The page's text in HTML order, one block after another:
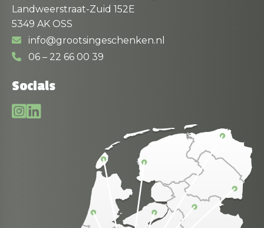
Landweerstraat-Zuid 152E
5349 AK OSS
info@grootsingeschenken.nl
06 – 22 66 00 39
Socials